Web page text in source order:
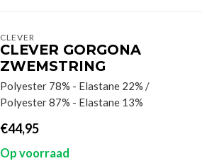
CLEVER
CLEVER GORGONA
ZWEMSTRING
Polyester 78% - Elastane 22% /
Polyester 87% - Elastane 13%
€44,95
Op voorraad